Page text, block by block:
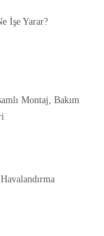
İşe Yarar?
Montaj, Bakım